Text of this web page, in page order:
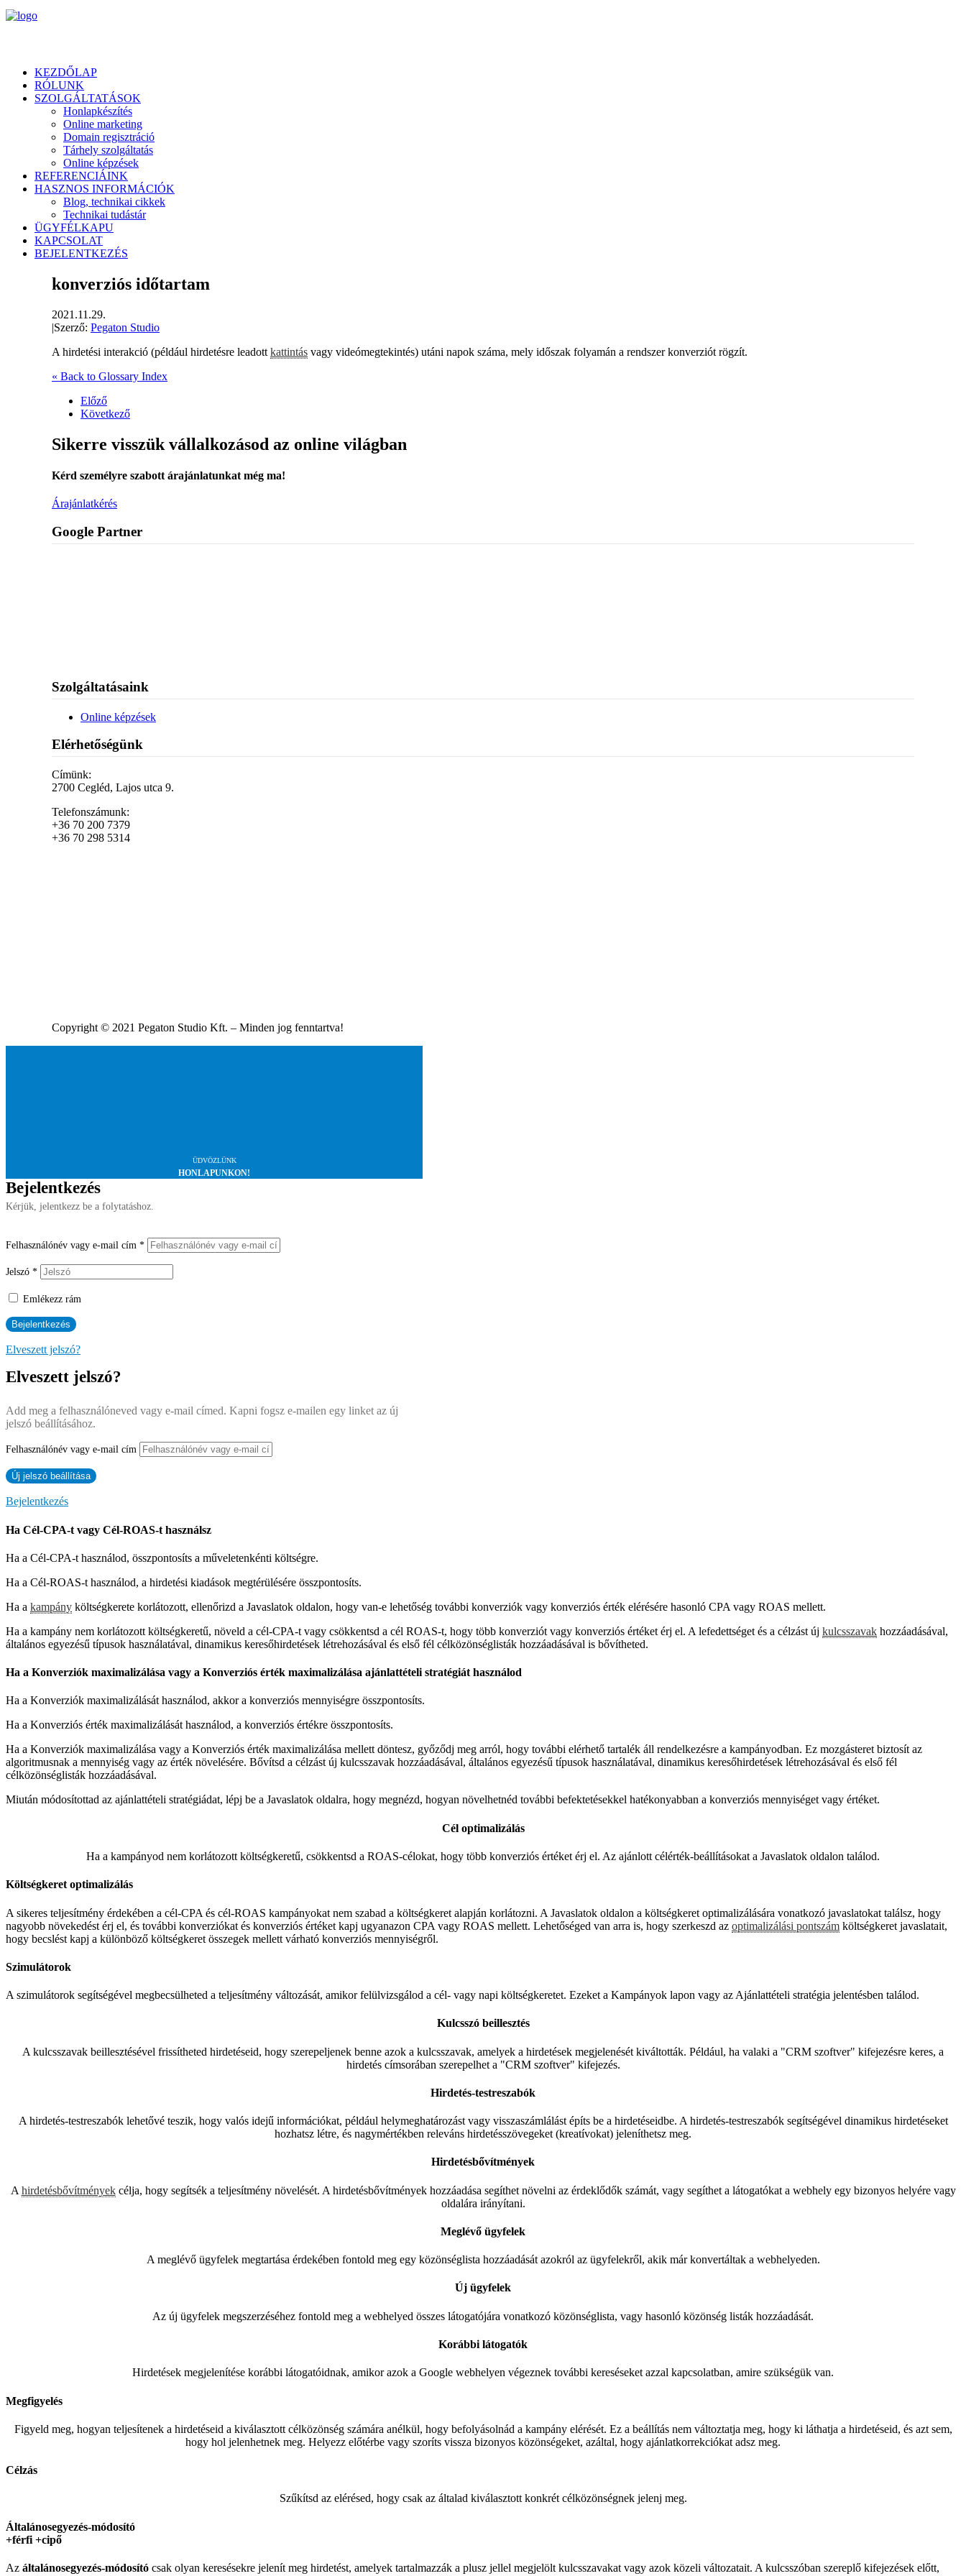
KEZDŐLAP
RÓLUNK
SZOLGÁLTATÁSOK
Honlapkészítés
Online marketing
Domain regisztráció
Tárhely szolgáltatás
Online képzések
REFERENCIÁINK
HASZNOS INFORMÁCIÓK
Blog, technikai cikkek
Technikai tudástár
ÜGYFÉLKAPU
KAPCSOLAT
BEJELENTKEZÉS
konverziós időtartam
2021.11.29.
|Szerző: Pegaton Studio
A hirdetési interakció (például hirdetésre leadott kattintás vagy videómegtekintés) utáni napok száma, mely időszak folyamán a rendszer konverziót rögzít.
« Back to Glossary Index
Előző
Következő
Sikerre visszük vállalkozásod az online világban
Kérd személyre szabott árajánlatunkat még ma!
Árajánlatkérés
Google Partner
Szolgáltatásaink
Online képzések
Elérhetőségünk
Címünk:
2700 Cegléd, Lajos utca 9.
Telefonszámunk:
+36 70 200 7379
+36 70 298 5314
Copyright © 2021 Pegaton Studio Kft. – Minden jog fenntartva!
ÜDVÖZLÜNK
HONLAPUNKON!
Bejelentkezés
Kérjük, jelentkezz be a folytatáshoz.
Felhasználónév vagy e-mail cím *
Jelszó *
Emlékezz rám
Elveszett jelszó?
Elveszett jelszó?
Add meg a felhasználóneved vagy e-mail címed. Kapni fogsz e-mailen egy linket az új
jelszó beállításához.
Felhasználónév vagy e-mail cím
Bejelentkezés
Ha Cél-CPA-t vagy Cél-ROAS-t használsz
Ha a Cél-CPA-t használod, összpontosíts a műveletenkénti költségre.
Ha a Cél-ROAS-t használod, a hirdetési kiadások megtérülésére összpontosíts.
Ha a kampány költségkerete korlátozott, ellenőrizd a Javaslatok oldalon, hogy van-e lehetőség további konverziók vagy konverziós érték elérésére hasonló CPA vagy ROAS mellett.
Ha a kampány nem korlátozott költségkeretű, növeld a cél-CPA-t vagy csökkentsd a cél ROAS-t, hogy több konverziót vagy konverziós értéket érj el. A lefedettséget és a célzást új kulcsszavak hozzáadásával,
általános egyezésű típusok használatával, dinamikus keresőhirdetések létrehozásával és első fél célközönséglisták hozzáadásával is bővítheted.
Ha a Konverziók maximalizálása vagy a Konverziós érték maximalizálása ajánlattételi stratégiát használod
Ha a Konverziók maximalizálását használod, akkor a konverziós mennyiségre összpontosíts.
Ha a Konverziós érték maximalizálását használod, a konverziós értékre összpontosíts.
Ha a Konverziók maximalizálása vagy a Konverziós érték maximalizálása mellett döntesz, győződj meg arról, hogy további elérhető tartalék áll rendelkezésre a kampányodban. Ez mozgásteret biztosít az
algoritmusnak a mennyiség vagy az érték növelésére. Bővítsd a célzást új kulcsszavak hozzáadásával, általános egyezésű típusok használatával, dinamikus keresőhirdetések létrehozásával és első fél
célközönséglisták hozzáadásával.
Miután módosítottad az ajánlattételi stratégiádat, lépj be a Javaslatok oldalra, hogy megnézd, hogyan növelhetnéd további befektetésekkel hatékonyabban a konverziós mennyiséget vagy értéket.
Cél optimalizálás
Ha a kampányod nem korlátozott költségkeretű, csökkentsd a ROAS-célokat, hogy több konverziós értéket érj el. Az ajánlott célérték-beállításokat a Javaslatok oldalon találod.
Költségkeret optimalizálás
A sikeres teljesítmény érdekében a cél-CPA és cél-ROAS kampányokat nem szabad a költségkeret alapján korlátozni. A Javaslatok oldalon a költségkeret optimalizálására vonatkozó javaslatokat találsz, hogy
nagyobb növekedést érj el, és további konverziókat és konverziós értéket kapj ugyanazon CPA vagy ROAS mellett. Lehetőséged van arra is, hogy szerkeszd az optimalizálási pontszám költségkeret javaslatait,
hogy becslést kapj a különböző költségkeret összegek mellett várható konverziós mennyiségről.
Szimulátorok
A szimulátorok segítségével megbecsülheted a teljesítmény változását, amikor felülvizsgálod a cél- vagy napi költségkeretet. Ezeket a Kampányok lapon vagy az Ajánlattételi stratégia jelentésben találod.
Kulcsszó beillesztés
A kulcsszavak beillesztésével frissítheted hirdetéseid, hogy szerepeljenek benne azok a kulcsszavak, amelyek a hirdetések megjelenését kiváltották. Például, ha valaki a "CRM szoftver" kifejezésre keres, a
hirdetés címsorában szerepelhet a "CRM szoftver" kifejezés.
Hirdetés-testreszabók
A hirdetés-testreszabók lehetővé teszik, hogy valós idejű információkat, például helymeghatározást vagy visszaszámlálást építs be a hirdetéseidbe. A hirdetés-testreszabók segítségével dinamikus hirdetéseket
hozhatsz létre, és nagymértékben releváns hirdetésszövegeket (kreatívokat) jeleníthetsz meg.
Hirdetésbővítmények
A hirdetésbővítményekcélja, hogy segítsék a teljesítmény növelését. A hirdetésbővítmények hozzáadása segíthet növelni az érdeklődők számát, vagy segíthet a látogatókat a webhely egy bizonyos helyére vagy
oldalára irányítani.
Meglévő ügyfelek
A meglévő ügyfelek megtartása érdekében fontold meg egy közönséglista hozzáadását azokról az ügyfelekről, akik már konvertáltak a webhelyeden.
Új ügyfelek
Az új ügyfelek megszerzéséhez fontold meg a webhelyed összes látogatójára vonatkozó közönséglista, vagy hasonló közönség listák hozzáadását.
Korábbi látogatók
Hirdetések megjelenítése korábbi látogatóidnak, amikor azok a Google webhelyen végeznek további kereséseket azzal kapcsolatban, amire szükségük van.
Megfigyelés
Figyeld meg, hogyan teljesítenek a hirdetéseid a kiválasztott célközönség számára anélkül, hogy befolyásolnád a kampány elérését. Ez a beállítás nem változtatja meg, hogy ki láthatja a hirdetéseid, és azt sem,
hogy hol jelenhetnek meg. Helyezz előtérbe vagy szoríts vissza bizonyos közönségeket, azáltal, hogy ajánlatkorrekciókat adsz meg.
Célzás
Szűkítsd az elérésed, hogy csak az általad kiválasztott konkrét célközönségnek jelenj meg.
Általánosegyezés-módosító
+férfi +cipő
Az általánosegyezés-módosító csak olyan keresésekre jelenít meg hirdetést, amelyek tartalmazzák a plusz jellel megjelölt kulcsszavakat vagy azok közeli változatait. A kulcsszóban szereplő kifejezések előtt,